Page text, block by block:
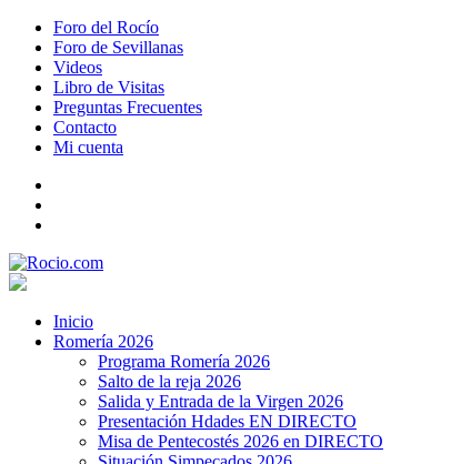
Foro del Rocío
Foro de Sevillanas
Videos
Libro de Visitas
Preguntas Frecuentes
Contacto
Mi cuenta
Inicio
Romería 2026
Programa Romería 2026
Salto de la reja 2026
Salida y Entrada de la Virgen 2026
Presentación Hdades EN DIRECTO
Misa de Pentecostés 2026 en DIRECTO